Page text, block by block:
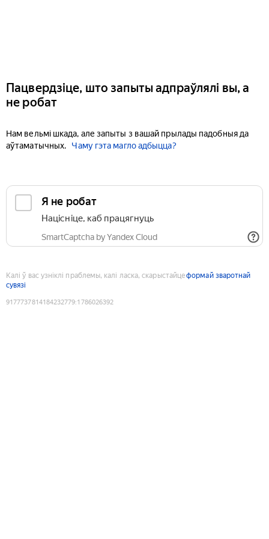
Пацвердзіце, што запыты адпраўлялі вы, а
не робат
Нам вельмі шкада, але запыты з вашай прылады падобныя да
аўтаматычных.
Чаму гэта магло адбыцца?
Я не робат
Націсніце, каб працягнуць
SmartCaptcha by Yandex Cloud
Калі ў вас узніклі праблемы, калі ласка, скарыстайцеформай зваротнай
сувязі
9177737814184232779:1786026392